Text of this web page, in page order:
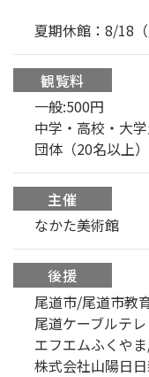
夏期休館：8/18（
観覧料
一般:500円
中学・高校・大
団体（20名以上
主催
なかた美術館
後援
尾道市/尾道市教
尾道ケーブルテ
エフエムふくや
株式会社山陽日